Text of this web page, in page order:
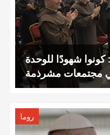
كونوا شهودًا للوحدة
مجتمعات مشرذمة
روما